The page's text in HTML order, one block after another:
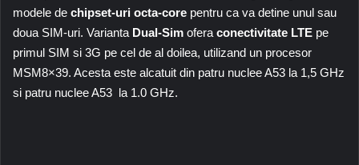
modele de chipset-uri octa-core pentru ca va detine unul sau
doua SIM-uri. Varianta Dual-Sim ofera conectivitate LTE pe
primul SIM si 3G pe cel de al doilea, utilizand un procesor
MSM8×39. Acesta este alcatuit din patru nuclee A53 la 1,5 GHz
si patru nuclee A53 la 1.0 GHz.